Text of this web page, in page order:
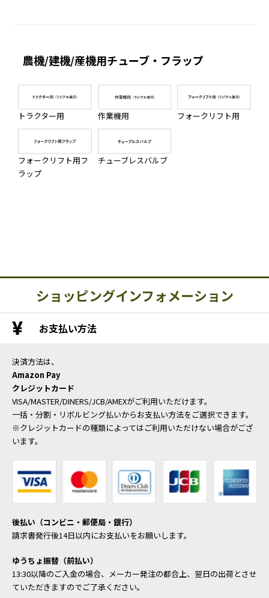
農機/建機/産機用チューブ・フラップ
トラクター用 作業機用 フォークリフト用
フォークリフト用フ
ラップ
チューブレスバルブ
ショッピングインフォメーション
お支払い方法
決済方法は、
Amazon Pay
クレジットカード
VISA/MASTER/DINERS/JCB/AMEXがご利用いただけます。
一括・分割・リボルビング払いからお支払い方法をご選択できます。
※クレジットカードの種類によってはご利用いただけない場合がござ
います。
後払い（コンビニ・郵便局・銀行）
請求書発行後14日以内にお支払いをお願いします。
ゆうちょ振替（前払い）
13:30以降のご入金の場合、メーカー発注の都合上、翌日の出荷とさせ
ていただきますのでご了承ください。